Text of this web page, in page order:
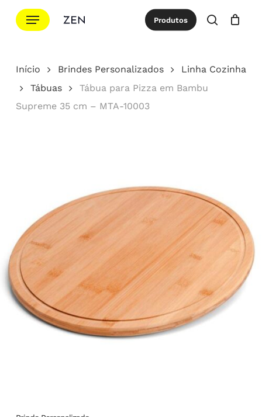
para
principal
Menu Produtos
procurar
Cotação Close
Início Brindes Personalizados
Linha Cozinha
Tábuas
Tábua para Pizza em Bambu
Supreme 35 cm – MTA-10003